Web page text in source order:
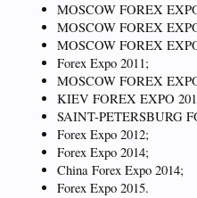
MOSCOW FOREX
MOSCOW FOREX
MOSCOW FOREX
Forex Expo 2011;
MOSCOW FOREX
KIEV FOREX EXPO
SAINT-PETERSBURG
Forex Expo 2012;
Forex Expo 2014;
China Forex Expo 2014;
Forex Expo 2015.